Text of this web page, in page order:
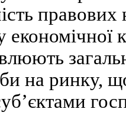
економічної
на ринку,